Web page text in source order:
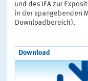
und des IFA zur
in der spangebenden
Downloadbereich).
Download